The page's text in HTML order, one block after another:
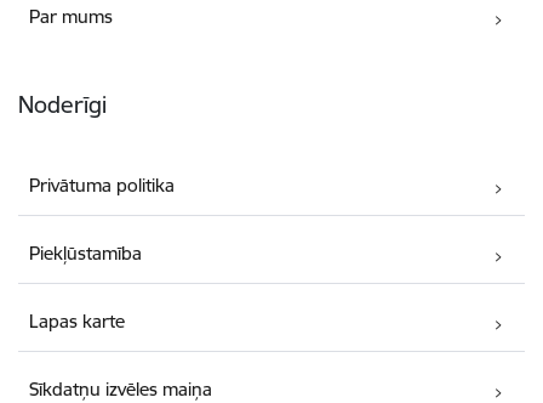
Par mums
Noderīgi
Privātuma politika
Piekļūstamība
Lapas karte
Sīkdatņu izvēles maiņa